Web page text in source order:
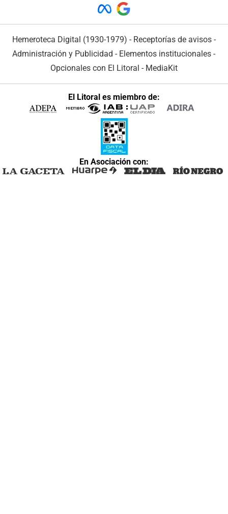
Hemeroteca Digital (1930-1979) - Receptorías de avisos -
Administración y Publicidad - Elementos institucionales -
Opcionales con El Litoral - MediaKit
El Litoral es miembro de:
En Asociación con: